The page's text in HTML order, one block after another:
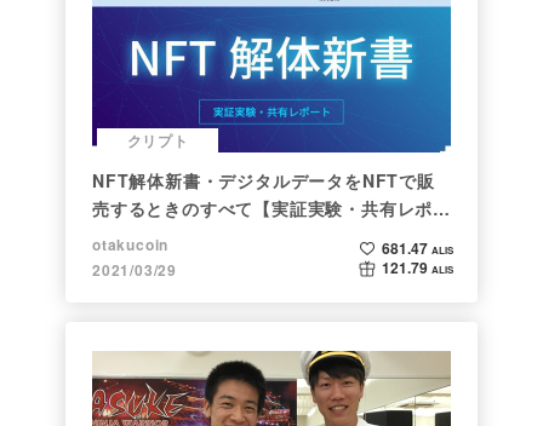
クリプト
NFT解体新書・デジタルデータをNFTで販
売するときのすべて【実証実験・共有レポー
ト】
otakucoin
2021/03/29
681.47 ALIS
121.79 ALIS